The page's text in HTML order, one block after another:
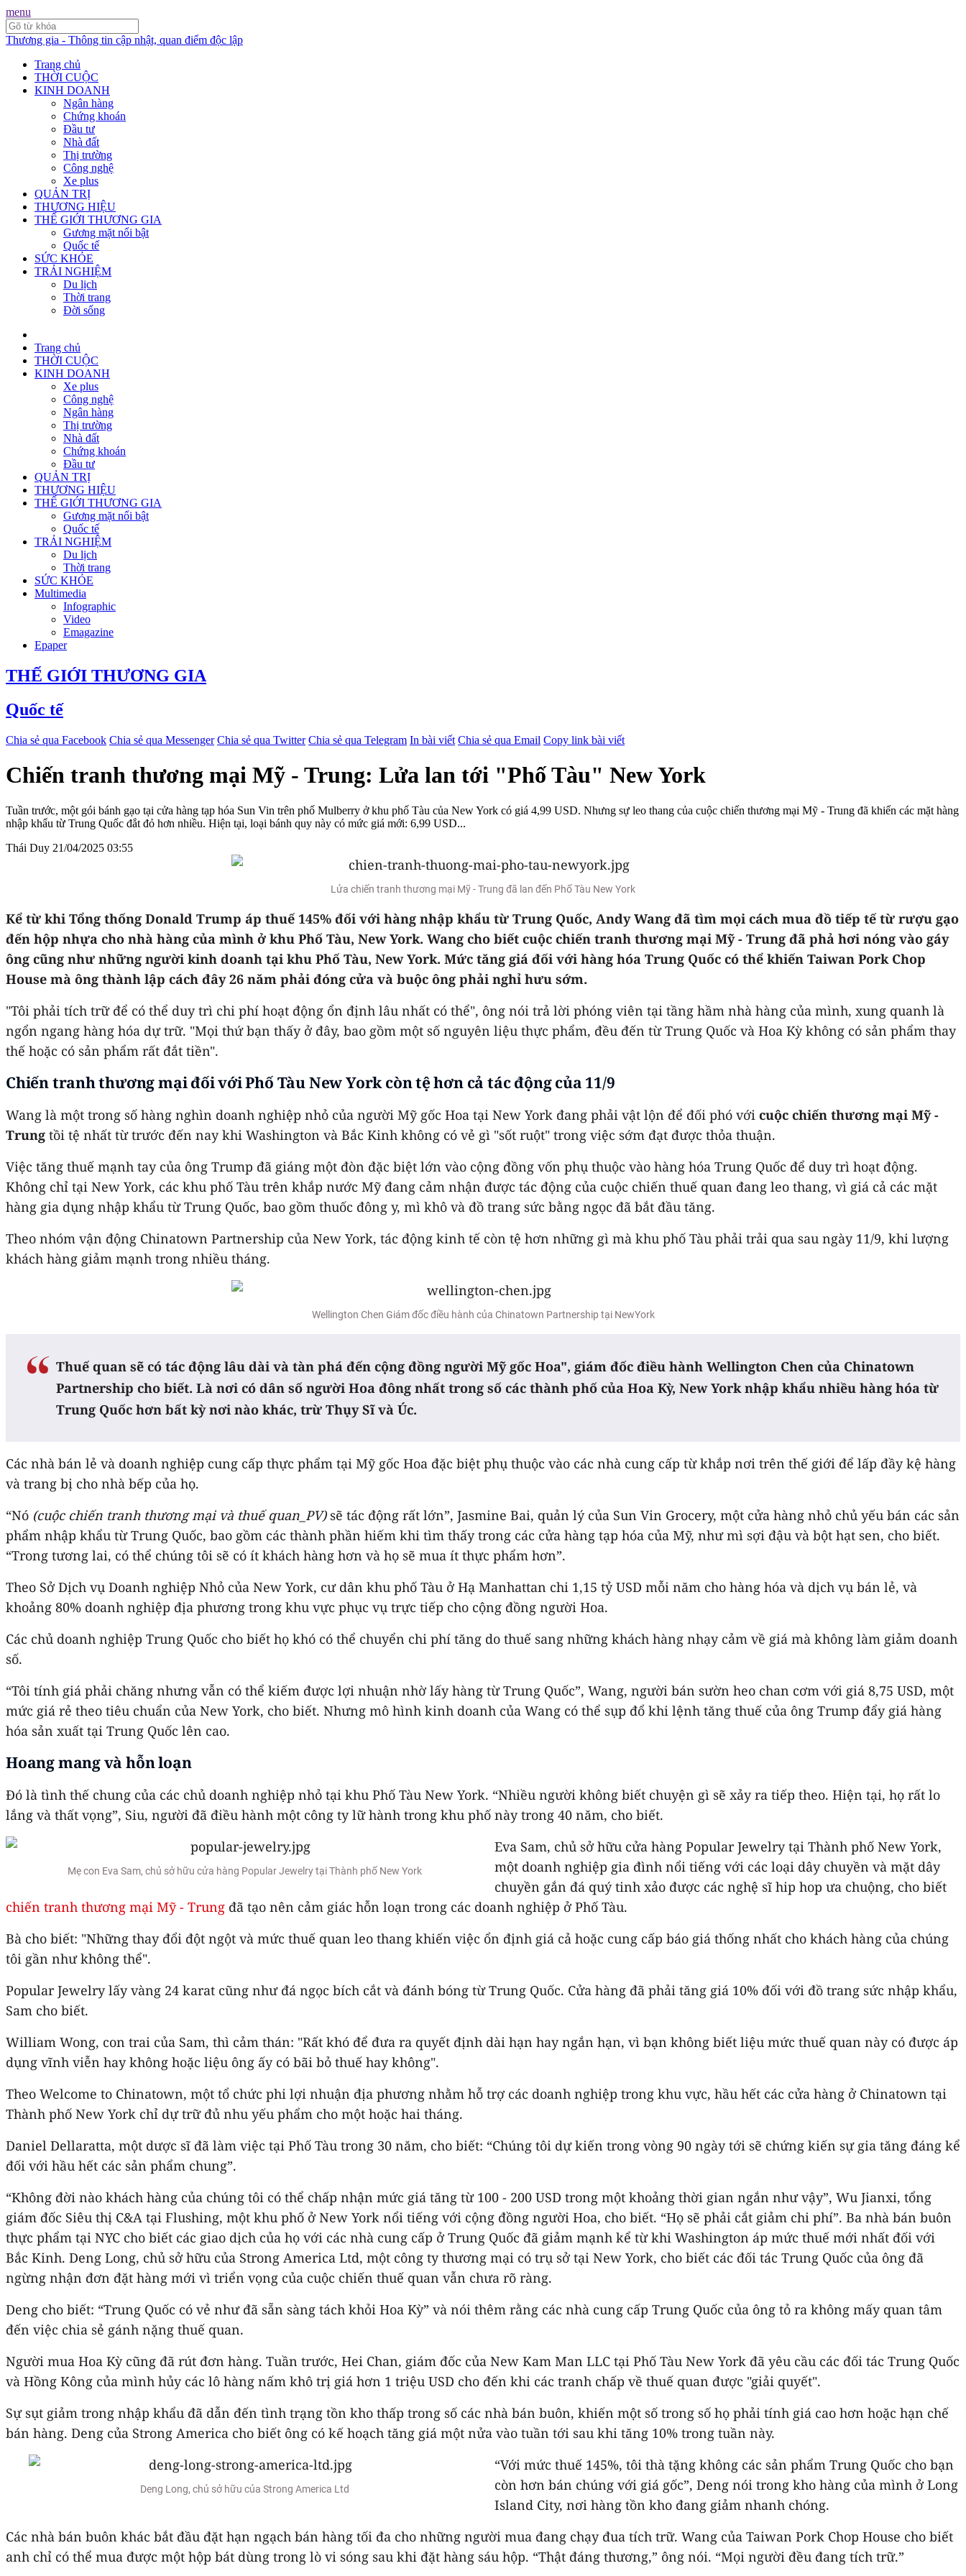
menu
Thương gia - Thông tin cập nhật, quan điểm độc lập
Trang chủ
THỜI CUỘC
KINH DOANH
Ngân hàng
Chứng khoán
Đầu tư
Nhà đất
Thị trường
Công nghệ
Xe plus
QUẢN TRỊ
THƯƠNG HIỆU
THẾ GIỚI THƯƠNG GIA
Gương mặt nổi bật
Quốc tế
SỨC KHỎE
TRẢI NGHIỆM
Du lịch
Thời trang
Đời sống
Trang chủ
THỜI CUỘC
KINH DOANH
Xe plus
Công nghệ
Ngân hàng
Thị trường
Nhà đất
Chứng khoán
Đầu tư
QUẢN TRỊ
THƯƠNG HIỆU
THẾ GIỚI THƯƠNG GIA
Gương mặt nổi bật
Quốc tế
TRẢI NGHIỆM
Du lịch
Thời trang
SỨC KHỎE
Multimedia
Infographic
Video
Emagazine
Epaper
THẾ GIỚI THƯƠNG GIA
Quốc tế
Chia sẻ qua Facebook Chia sẻ qua Messenger Chia sẻ qua Twitter Chia sẻ qua Telegram In bài viết Chia sẻ qua Email Copy link bài viết
Chiến tranh thương mại Mỹ - Trung: Lửa lan tới "Phố Tàu" New York
Tuần trước, một gói bánh gạo tại cửa hàng tạp hóa Sun Vin trên phố Mulberry ở khu phố Tàu của New York có giá 4,99 USD. Nhưng sự leo thang của cuộc chiến thương mại Mỹ - Trung đã khiến các mặt hàng
nhập khẩu từ Trung Quốc đắt đỏ hơn nhiều. Hiện tại, loại bánh quy này có mức giá mới: 6,99 USD...
Thái Duy 21/04/2025 03:55
Lửa chiến tranh thương mại Mỹ - Trung đã lan đến Phố Tàu New York
Kể từ khi Tổng thống Donald Trump áp thuế 145% đối với hàng nhập khẩu từ Trung Quốc, Andy Wang đã tìm mọi cách mua đồ tiếp tế từ rượu gạo
đến hộp nhựa cho nhà hàng của mình ở khu Phố Tàu, New York. Wang cho biết cuộc chiến tranh thương mại Mỹ - Trung đã phả hơi nóng vào gáy
ông cũng như những người kinh doanh tại khu Phố Tàu, New York. Mức tăng giá ​​đối với hàng hóa Trung Quốc có thể khiến Taiwan Pork Chop
House mà ông thành lập cách đây 26 năm phải đóng cửa và buộc ông phải nghỉ hưu sớm.
"Tôi phải tích trữ để có thể duy trì chi phí hoạt động ổn định lâu nhất có thể", ông nói trả lời phóng viên tại tầng hầm nhà hàng của mình, xung quanh là
ngổn ngang hàng hóa dự trữ. "Mọi thứ bạn thấy ở đây, bao gồm một số nguyên liệu thực phẩm, đều đến từ Trung Quốc và Hoa Kỳ không có sản phẩm thay
thế hoặc có sản phẩm rất đắt tiền".
Chiến tranh thương mại đối với Phố Tàu New York còn tệ hơn cả tác động của 11/9
Wang là một trong số hàng nghìn doanh nghiệp nhỏ của người Mỹ gốc Hoa tại New York đang phải vật lộn để đối phó với cuộc chiến thương mại Mỹ -
Trung tồi tệ nhất từ ​​trước đến nay khi Washington và Bắc Kinh không có vẻ gì "sốt ruột" trong việc sớm đạt được thỏa thuận.
Việc tăng thuế mạnh tay của ông Trump đã giáng một đòn đặc biệt lớn vào cộng đồng vốn phụ thuộc vào hàng hóa Trung Quốc để duy trì hoạt động.
Không chỉ tại New York, các khu phố Tàu trên khắp nước Mỹ đang cảm nhận được tác động của cuộc chiến thuế quan đang leo thang, vì giá cả các mặt
hàng gia dụng nhập khẩu từ Trung Quốc, bao gồm thuốc đông y, mì khô và đồ trang sức bằng ngọc đã bắt đầu tăng.
Theo nhóm vận động Chinatown Partnership của New York, tác động kinh tế còn tệ hơn những gì mà khu phố Tàu phải trải qua sau ngày 11/9, khi lượng
khách hàng giảm mạnh trong nhiều tháng.
Wellington Chen Giám đốc điều hành của Chinatown Partnership tại NewYork
Thuế quan sẽ có tác động lâu dài và tàn phá đến cộng đồng người Mỹ gốc Hoa", giám đốc điều hành Wellington Chen của Chinatown
Partnership cho biết. Là nơi có dân số người Hoa đông nhất trong số các thành phố của Hoa Kỳ, New York nhập khẩu nhiều hàng hóa từ
Trung Quốc hơn bất kỳ nơi nào khác, trừ Thụy Sĩ và Úc.
Các nhà bán lẻ và doanh nghiệp cung cấp thực phẩm tại Mỹ gốc Hoa đặc biệt phụ thuộc vào các nhà cung cấp từ khắp nơi trên thế giới để lấp đầy kệ hàng
và trang bị cho nhà bếp của họ.
“Nó (cuộc chiến tranh thương mại và thuế quan_PV)sẽ tác động rất lớn”, Jasmine Bai, quản lý của Sun Vin Grocery, một cửa hàng nhỏ chủ yếu bán các sản
phẩm nhập khẩu từ Trung Quốc, bao gồm các thành phần hiếm khi tìm thấy trong các cửa hàng tạp hóa của Mỹ, như mì sợi đậu và bột hạt sen, cho biết.
“Trong tương lai, có thể chúng tôi sẽ có ít khách hàng hơn và họ sẽ mua ít thực phẩm hơn”.
Theo Sở Dịch vụ Doanh nghiệp Nhỏ của New York, cư dân khu phố Tàu ở Hạ Manhattan chi 1,15 tỷ USD mỗi năm cho hàng hóa và dịch vụ bán lẻ, và
khoảng 80% doanh nghiệp địa phương trong khu vực phục vụ trực tiếp cho cộng đồng người Hoa.
Các chủ doanh nghiệp Trung Quốc cho biết họ khó có thể chuyển chi phí tăng do thuế sang những khách hàng nhạy cảm về giá mà không làm giảm doanh
số.
“Tôi tính giá phải chăng nhưng vẫn có thể kiếm được lợi nhuận nhờ lấy hàng từ Trung Quốc”, Wang, người bán sườn heo chan cơm với giá 8,75 USD, một
mức giá rẻ theo tiêu chuẩn của New York, cho biết. Nhưng mô hình kinh doanh của Wang có thể sụp đổ khi lệnh tăng thuế của ông Trump đẩy giá hàng
hóa sản xuất tại Trung Quốc lên cao.
Hoang mang và hỗn loạn
Đó là tình thế chung của các chủ doanh nghiệp nhỏ tại khu Phố Tàu New York. “Nhiều người không biết chuyện gì sẽ xảy ra tiếp theo. Hiện tại, họ rất lo
lắng và thất vọng”, Siu, người đã điều hành một công ty lữ hành trong khu phố này trong 40 năm, cho biết.
Mẹ con Eva Sam, chủ sở hữu cửa hàng Popular Jewelry tại Thành phố New York
Eva Sam, chủ sở hữu cửa hàng Popular Jewelry tại Thành phố New York,
một doanh nghiệp gia đình nổi tiếng với các loại dây chuyền và mặt dây
chuyền gắn đá quý tinh xảo được các nghệ sĩ hip hop ưa chuộng, cho biết
chiến tranh thương mại Mỹ - Trung đã tạo nên cảm giác hỗn loạn trong các doanh nghiệp ở Phố Tàu.
Bà cho biết: "Những thay đổi đột ngột và mức thuế quan leo thang khiến việc ổn định giá cả hoặc cung cấp báo giá thống nhất cho khách hàng của chúng
tôi gần như không thể".
Popular Jewelry lấy vàng 24 karat cũng như đá ngọc bích cắt và đánh bóng từ Trung Quốc. Cửa hàng đã phải tăng giá 10% đối với đồ trang sức nhập khẩu,
Sam cho biết.
William Wong, con trai của Sam, thì cảm thán: "Rất khó để đưa ra quyết định dài hạn hay ngắn hạn, vì bạn không biết liệu mức thuế quan này có được áp
dụng vĩnh viễn hay không hoặc liệu ông ấy có bãi bỏ thuế hay không".
Theo Welcome to Chinatown, một tổ chức phi lợi nhuận địa phương nhằm hỗ trợ các doanh nghiệp trong khu vực, hầu hết các cửa hàng ở Chinatown tại
Thành phố New York chỉ dự trữ đủ nhu yếu phẩm cho một hoặc hai tháng.
Daniel Dellaratta, một dược sĩ đã làm việc tại Phố Tàu trong 30 năm, cho biết: “Chúng tôi dự kiến ​​trong vòng 90 ngày tới sẽ chứng kiến ​​sự gia tăng đáng kể
đối với hầu hết các sản phẩm chung”.
“Không đời nào khách hàng của chúng tôi có thể chấp nhận mức giá tăng từ 100 - 200 USD trong một khoảng thời gian ngắn như vậy”, Wu Jianxi, tổng
giám đốc Siêu thị C&A tại Flushing, một khu phố ở New York nổi tiếng với cộng đồng người Hoa, cho biết. “Họ sẽ phải cắt giảm chi phí”. Ba nhà bán buôn
thực phẩm tại NYC cho biết các giao dịch của họ với các nhà cung cấp ở Trung Quốc đã giảm mạnh kể từ khi Washington áp mức thuế mới nhất đối với
Bắc Kinh. Deng Long, chủ sở hữu của Strong America Ltd, một công ty thương mại có trụ sở tại New York, cho biết các đối tác Trung Quốc của ông đã
ngừng nhận đơn đặt hàng mới vì triển vọng của cuộc chiến thuế quan vẫn chưa rõ ràng.
Deng cho biết: “Trung Quốc có vẻ như đã sẵn sàng tách khỏi Hoa Kỳ” và nói thêm rằng các nhà cung cấp Trung Quốc của ông tỏ ra không mấy quan tâm
đến việc chia sẻ gánh nặng thuế quan.
Người mua Hoa Kỳ cũng đã rút đơn hàng. Tuần trước, Hei Chan, giám đốc của New Kam Man LLC tại Phố Tàu New York đã yêu cầu các đối tác Trung Quốc
và Hồng Kông của mình hủy các lô hàng nấm khô trị giá hơn 1 triệu USD cho đến khi các tranh chấp về thuế quan được "giải quyết".
Sự sụt giảm trong nhập khẩu đã dẫn đến tình trạng tồn kho thấp trong số các nhà bán buôn, khiến một số trong số họ phải tính giá cao hơn hoặc hạn chế
bán hàng. Deng của Strong America cho biết ông có kế hoạch tăng giá một nửa vào tuần tới sau khi tăng 10% trong tuần này.
Deng Long, chủ sở hữu của Strong America Ltd
“Với mức thuế 145%, tôi thà tặng không các sản phẩm Trung Quốc cho bạn
còn hơn bán chúng với giá gốc”, Deng nói trong kho hàng của mình ở Long
Island City, nơi hàng tồn kho đang giảm nhanh chóng.
Các nhà bán buôn khác bắt đầu đặt hạn ngạch bán hàng tối đa cho những người mua đang chạy đua tích trữ. Wang của Taiwan Pork Chop House cho biết
anh chỉ có thể mua được một hộp bát dùng trong lò vi sóng sau khi đặt hàng sáu hộp. “Thật đáng thương,” ông nói. “Mọi người đều đang tích trữ.”